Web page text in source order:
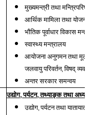
मुख्यमन्त्री तथा
आर्थिक मामिला तथा योजना
भौतिक पूर्वाधार विकास
स्वास्थ्य मन्त्रालय
आयोजना अनुगमन तथा
जलवायु परिवर्तन,विषद्
अन्तर सरकार समन्वय
उद्योग,पर्यटन,तथ्याङ्क तथा
उद्योग,पर्यटन तथा यातायात